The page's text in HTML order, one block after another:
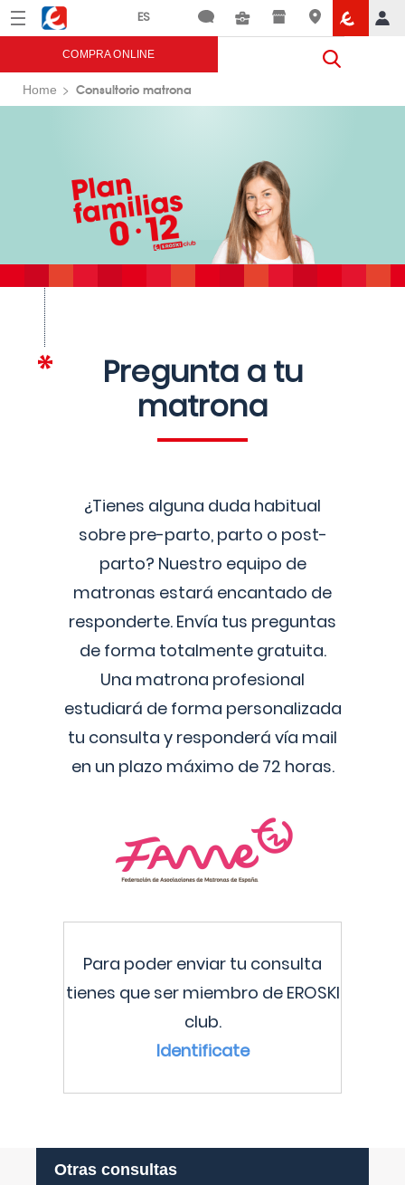
Menú Eroski
COMPRA ONLINE
Home Consultorio matrona
Pregunta a tu
matrona
¿Tienes alguna duda habitual
sobre pre-parto, parto o post-
parto? Nuestro equipo de
matronas estará encantado de
responderte. Envía tus preguntas
de forma totalmente gratuita.
Una matrona profesional
estudiará de forma personalizada
tu consulta y responderá vía mail
en un plazo máximo de 72 horas.
Para poder enviar tu consulta
tienes que ser miembro de EROSKI
club.
Identificate
Otras consultas